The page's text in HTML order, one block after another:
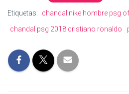
Etiquetas:
chandal nike hombre psg
chandal psg 2018 cristiano ronaldo